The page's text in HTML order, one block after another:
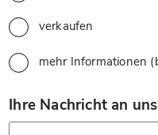
verkaufen
mehr Informationen
Ihre Nachricht an